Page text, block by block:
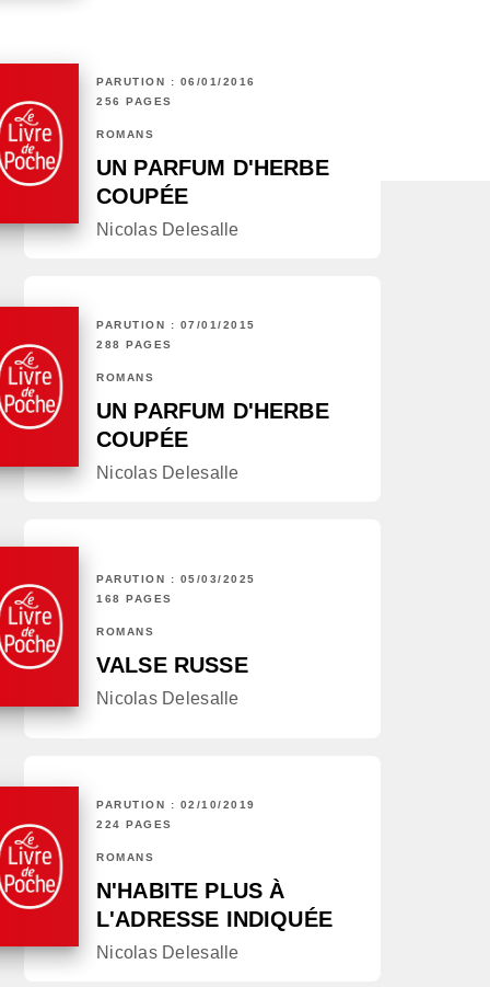
PARUTION : 06/01/2016
256 PAGES
ROMANS
UN PARFUM D'HERBE
COUPÉE
Nicolas Delesalle
PARUTION : 07/01/2015
288 PAGES
ROMANS
UN PARFUM D'HERBE
COUPÉE
Nicolas Delesalle
PARUTION : 05/03/2025
168 PAGES
ROMANS
VALSE RUSSE
Nicolas Delesalle
PARUTION : 02/10/2019
224 PAGES
ROMANS
N'HABITE PLUS À
L'ADRESSE INDIQUÉE
Nicolas Delesalle